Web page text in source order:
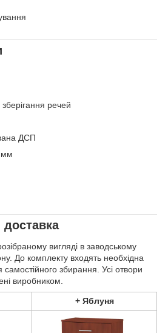
речей
ДСП
доставка
вигляді в заводському
До комплекту входять необхідна
збирання. Усі отвори
виробником.
+ Яблуня